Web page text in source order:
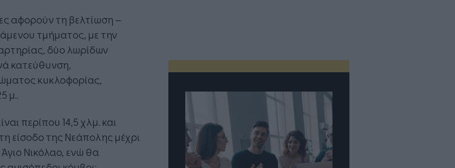
αφορούν τη βελτίωση –
τμήματος, με την
δύο λωρίδων
κατεύθυνση,
κυκλοφορίας,
μ..
περίπου 14,5 χλμ. και
είσοδο της Νεάπολης μέχρι
Νικόλαο, ενώ θα